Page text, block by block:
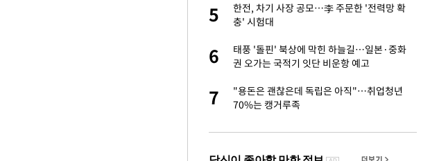
5
한전, 차기 사장 공모…李 주문한 '전력망 확
충' 시험대
6
태풍 '돌핀' 북상에 막힌 하늘길…일본·중화
권 오가는 국적기 잇단 비운항 예고
7
"용돈은 괜찮은데 독립은 아직"…취업청년
70%는 캥거루족